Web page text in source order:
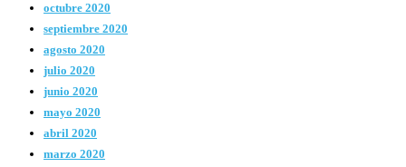
octubre 2020
septiembre 2020
agosto 2020
julio 2020
junio 2020
mayo 2020
abril 2020
marzo 2020